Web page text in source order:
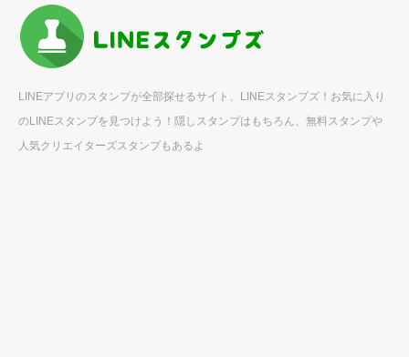
LINEアプリのスタンプが全部探せるサイト、LINEスタンプズ！お気に入り
のLINEスタンプを見つけよう！隠しスタンプはもちろん、無料スタンプや
人気クリエイターズスタンプもあるよ